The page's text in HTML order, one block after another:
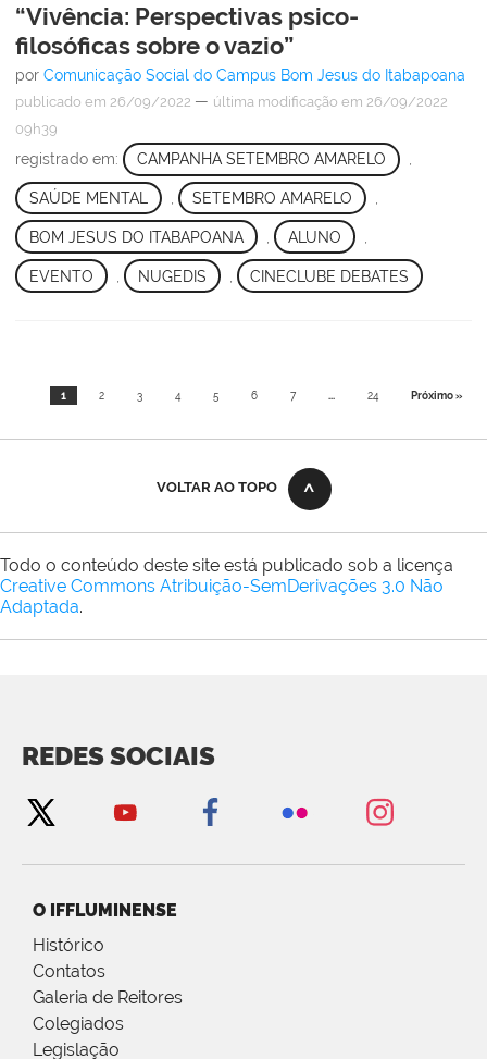
“Vivência: Perspectivas psico-
filosóficas sobre o vazio”
por Comunicação Social do Campus Bom Jesus do Itabapoana
publicado em 26/09/2022 — última modificação em 26/09/2022
09h39
registrado em: CAMPANHA SETEMBRO AMARELO ,
SAÚDE MENTAL SETEMBRO AMARELO
BOM JESUS DO ITABAPOANA ALUNO
EVENTO NUGEDIS CINECLUBE DEBATES
1 2 3 4 5 6 7 ... 24 Próximo »
VOLTAR AO TOPO
Todo o conteúdo deste site está publicado sob a licença
Creative Commons Atribuição-SemDerivações 3.0 Não
Adaptada.
REDES SOCIAIS
O IFFLUMINENSE
Histórico
Contatos
Galeria de Reitores
Colegiados
Legislação